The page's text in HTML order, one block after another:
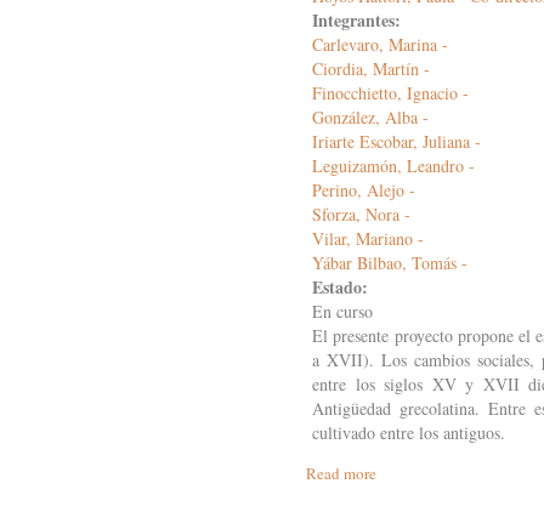
Integrantes:
Carlevaro, Marina -
Ciordia, Martín -
Finocchietto, Ignacio -
González, Alba -
Iriarte Escobar, Juliana -
Leguizamón, Leandro -
Perino, Alejo -
Sforza, Nora -
Vilar, Mariano -
Yábar Bilbao, Tomás -
Estado:
En curso
El presente proyecto propone el
a XVII). Los cambios sociales,
entre los siglos XV y XVII
Antigüedad grecolatina. Entre
cultivado entre los antiguos.
Read more